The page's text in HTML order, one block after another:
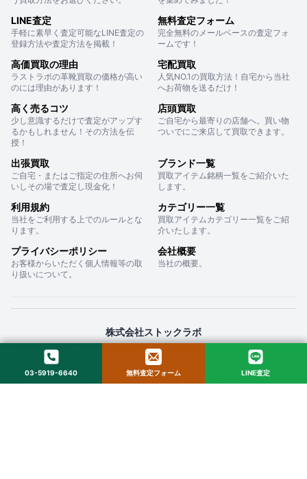
LINE査定
手軽に素早く査定可能なLINE査定の
登録方法や査定方法を掲載！
無料査定フォーム
完全無料のメールベースの査定フォ
ームです！
高価買取の理由
ラストラボの革靴買取の価格が高い
のには理由があります！
宅配買取
人気NO.1の買取方法！自宅から当社
へお荷物を送るだけ！
高く売るコツ
少し意識するだけで査定がアップす
るかもしれません！その方法を伝
授！
店頭買取
ご自宅から最寄りの店舗へ。買い物
ついでにご来店して買取できます。
出張買取
ご自宅・またはご指定の住所へお伺
いしその場で査定し現金化！
ブランド一覧
買取アイテム銘柄一覧をご紹介いた
します。
利用規約
当社をご利用する上でのルールとな
ります。
カテゴリー一覧
買取アイテムカテゴリー一覧をご紹
介いたします。
プライバシーポリシー
お客様からいただく個人情報等の取
り扱いについて。
会社概要
当社の概要。
株式会社ストックラボ
〒160-0022 東京都新宿区新宿２丁目１２−１６ セントフォービル ２０３
© 2025 StockLab. All Rights Reserved.
03-5919-6640 無料査定フォーム LINE査定